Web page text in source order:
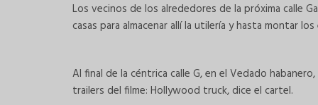
Los vecinos de los alrededores de la próxima calle
casas para almacenar allí la utilería y hasta montar
Al final de la céntrica calle G, en el Vedado
trailers del filme: Hollywood truck, dice el cartel.